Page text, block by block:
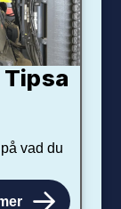
Tipsa
vad du